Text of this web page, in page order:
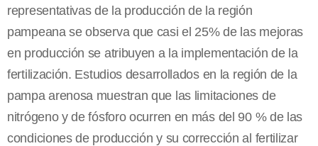
representativas de la producción de la región
pampeana se observa que casi el 25% de las mejoras
en producción se atribuyen a la implementación de la
fertilización. Estudios desarrollados en la región de la
pampa arenosa muestran que las limitaciones de
nitrógeno y de fósforo ocurren en más del 90 % de las
condiciones de producción y su corrección al fertilizar